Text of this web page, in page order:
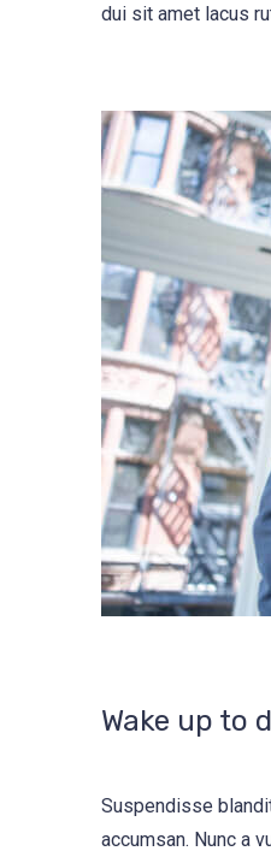
dui sit amet lacus
Wake up to
Suspendisse
accumsan. Nunc a